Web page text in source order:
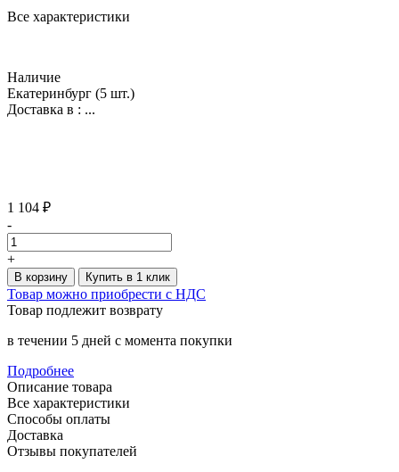
Все характеристики
Наличие
Екатеринбург (5 шт.)
Доставка в : ...
1 104 ₽
-
+
В корзину Купить в 1 клик
Товар можно приобрести с НДС
Товар подлежит возврату
в течении 5 дней с момента покупки
Подробнее
Описание товара
Все характеристики
Способы оплаты
Доставка
Отзывы покупателей